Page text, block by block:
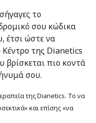
το
σου κώδικα
έτσι ώστε να
της Dianetics
πιο κοντά
σου.
της Dianetics. Το να
και επίσης «να